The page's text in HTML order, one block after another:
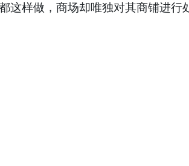
这样做，商场却唯独对其商铺进